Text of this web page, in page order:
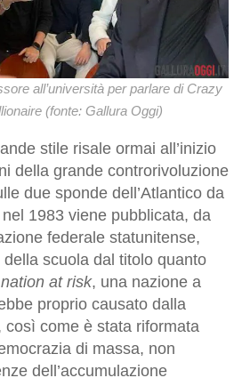
all’università per parlare di Crazy
(fonte: Gallura Oggi)
stile risale ormai all’inizio
della grande controrivoluzione
due sponde dell’Atlantico da
1983 viene pubblicata, da
federale statunitense,
della scuola dal titolo quanto
at risk, una nazione a
proprio causato dalla
come è stata riformata
di massa, non
dell’accumulazione